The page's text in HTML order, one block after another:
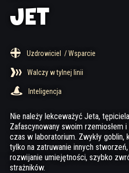
JET
Uzdrowiciel / Wsparcie
Walczy w tylnej linii
Inteligencja
Nie należy lekceważyć Jeta,
Zafascynowany swoim rzemiosłem i
czas w laboratorium. Zwykły goblin,
tylko na zatruwanie innych
rozwijanie umiejętności, szybko
strażników.